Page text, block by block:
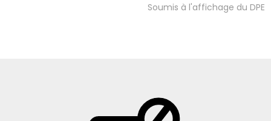
Soumis à l'affichage du DPE